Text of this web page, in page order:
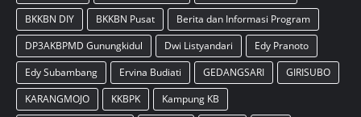
BKKBN DIY
BKKBN Pusat
Berita dan Informasi Program
DP3AKBPMD Gunungkidul
Dwi Listyandari
Edy Pranoto
Edy Subambang
Ervina Budiati GEDANGSARI
GIRISUBO
KARANGMOJO
KKBPK
Kampung KB